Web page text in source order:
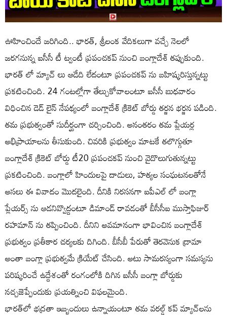
ఊహించిందే జరిగింది.. భారత్, శ్రీలంక వేదికలుగా వచ్చే నెలలో
జరగనున్న ఐసీసీ టీ ట్వంటీ ప్రపంచకప్ నుంచి బంగ్లాదేశ్ తప్పుకుంది.
భారత్ లో మ్యాచ్ లు ఆడేది లేదంటూ ప్రపంచకప్ ను బహిష్కరిస్తున్నట్టు
ప్రకటించింది. 24 గంటల్లోగా తేల్చుకోవాలంటూ ఐసీసీ బుధవారం
విధించిన డెడ్ లైన్ నేపథ్యంలో బంగ్లాదేశ్ క్రికెట్ బోర్డు తర్జన భర్జన పడింది.
తమ ప్రభుత్వంతో సుదీర్ఘంగా చర్చించింది. అనంతరం తమ ప్లేయర్ల
అభిప్రాయాలను తీసుకుంది. చివరికి ప్రభుత్వం మాటకే తలొగ్గుతూ
బంగ్లాదేశ్ క్రికెట్ బోర్డు టీ20 ప్రపంచకప్ నుంచి వైదొలుగుతున్నట్టు
ప్రకటించింది. బంగ్లాలో హిందులపై దాడులు, హత్యల సంఘటనలతోనే
అసలు ఈ వివాదం మొదలైంది. దీనికి నిరసనగా ఐపీఎల్ లో బంగ్లా
ప్లేయర్స్ ను ఆడనివ్వొద్దంటూ డిమాండ్ రావడంతో బీసీసీఐ ముస్తాఫిజుర్
రహమాన్ ను తప్పించింది. దీనిని అవమానంగా భావించిన బంగ్లాదేశ్
ప్రభుత్వం ప్రతీకార చర్యలకు దిగింది. బీసీబీ పేరుతో తెరవెనుక డ్రామా
అంతా బంగ్లా ప్రభుత్వమే క్రియేట్ చేసింది. అటు సామరస్యంగా సమస్యను
పరిష్కరించే ఉద్దేశంతో రంగంలోకి దిగిన ఐసీసీ బంగ్లా బోర్డుకు
నచ్చజెప్పేందుకు ప్రయత్నించి విఫలమైంది.
భారత్‌లో భద్రతా ఇబ్బందులు ఉన్నాయంటూ తమ వరల్డ్ కప్ మ్యాచ్‌లను